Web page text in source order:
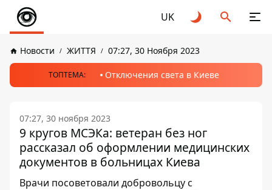
UK
Новости ЖИТТЯ 07:27, 30 Ноября 2023
ТОПТЕМА: Отключения света в Киеве
07:27, 30 ноября 2023
9 кругов МСЭКа: ветеран без ног
рассказал об оформлении медицинских
документов в больницах Киева
Врачи посоветовали добровольцу с